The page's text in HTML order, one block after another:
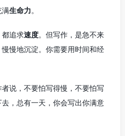
满生命力。
都追求速度。但写作，是急不来
慢地沉淀。你需要用时间和经
说，不要怕写得慢，不要怕写
，总有一天，你会写出你满意